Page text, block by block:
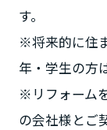
す。
※将来的に住
年・学生の方
※リフォーム
の会社様とご